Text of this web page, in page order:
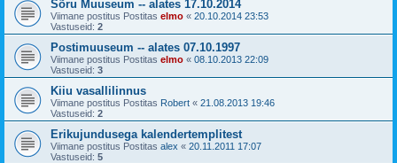
Sõru Muuseum -- alates 17.10.2014
Viimane postitus Postitas elmo « 20.10.2014 23:53
Vastuseid: 2
Postimuuseum -- alates 07.10.1997
Viimane postitus Postitas elmo « 08.10.2013 22:09
Vastuseid: 3
Kiiu vasallilinnus
Viimane postitus Postitas Robert « 21.08.2013 19:46
Vastuseid: 2
Erikujundusega kalendertemplitest
Viimane postitus Postitas alex « 20.11.2011 17:07
Vastuseid: 5